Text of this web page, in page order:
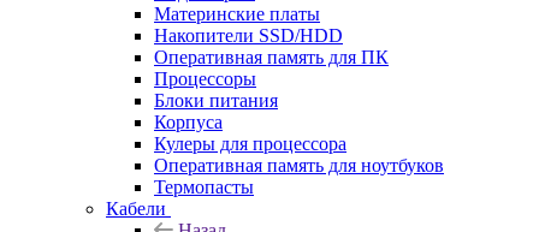
Материнские платы
Накопители SSD/HDD
Оперативная память для ПК
Процессоры
Блоки питания
Корпуса
Кулеры для процессора
Оперативная память для ноутбуков
Термопасты
Кабели